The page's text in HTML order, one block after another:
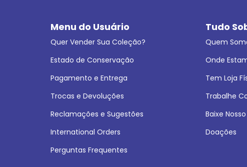
Menu do Usuário
Quer Vender Sua Coleção?
Estado de Conservação
Pagamento e Entrega
Trocas e Devoluções
Reclamações e Sugestões
International Orders
Perguntas Frequentes
Tudo
Quem
Onde
Tem Loja
Trabalhe
Baixe Nosso
Doações